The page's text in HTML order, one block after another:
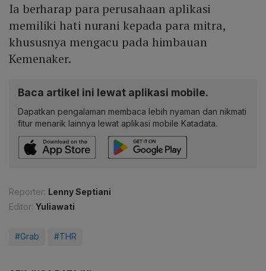
Ia berharap para perusahaan aplikasi
memiliki hati nurani kepada para mitra,
khususnya mengacu pada himbauan
Kemenaker.
Baca artikel ini lewat aplikasi mobile.
Dapatkan pengalaman membaca lebih nyaman dan nikmati
fitur menarik lainnya lewat aplikasi mobile Katadata.
Reporter: Lenny Septiani
Editor: Yuliawati
#Grab #THR